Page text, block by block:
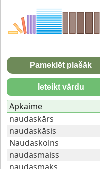
Pameklēt plašāk
Ieteikt vārdu
Apkaime
naudaskārs
naudaskāsis
Naudaskolns
naudasmaiss